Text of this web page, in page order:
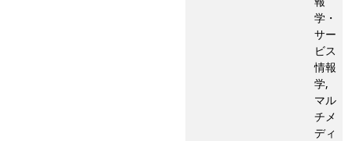
学・
サー
ビス
情報
学,
マル
チメ
ディ